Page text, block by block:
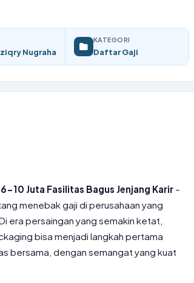
Nugraha
KATEGORI
Daftar Gaji
10 Juta Fasilitas Bagus Jenjang Karir –
menebak gaji di perusahaan yang
era persaingan yang semakin ketat,
bisa menjadi langkah pertama
bersama, dengan semangat yang kuat